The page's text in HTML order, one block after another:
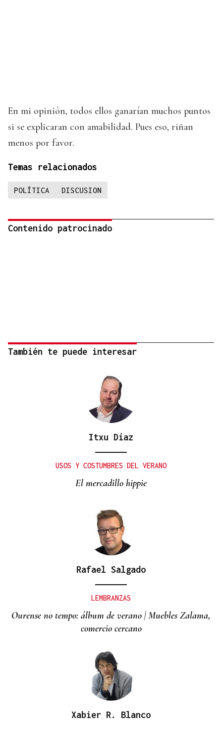
En mi opinión, todos ellos ganarían muchos puntos
si se explicaran con amabilidad. Pues eso, riñan
menos por favor.
Temas relacionados
POLÍTICA DISCUSION
Contenido patrocinado
También te puede interesar
Itxu Díaz
USOS Y COSTUMBRES DEL VERANO
El mercadillo hippie
Rafael Salgado
LEMBRANZAS
Ourense no tempo: álbum de verano | Muebles Zalama,
comercio cercano
Xabier R. Blanco